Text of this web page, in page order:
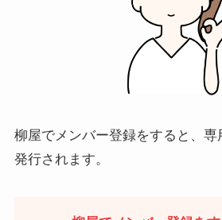
柳屋でメンバー登録をすると、
発行されます。